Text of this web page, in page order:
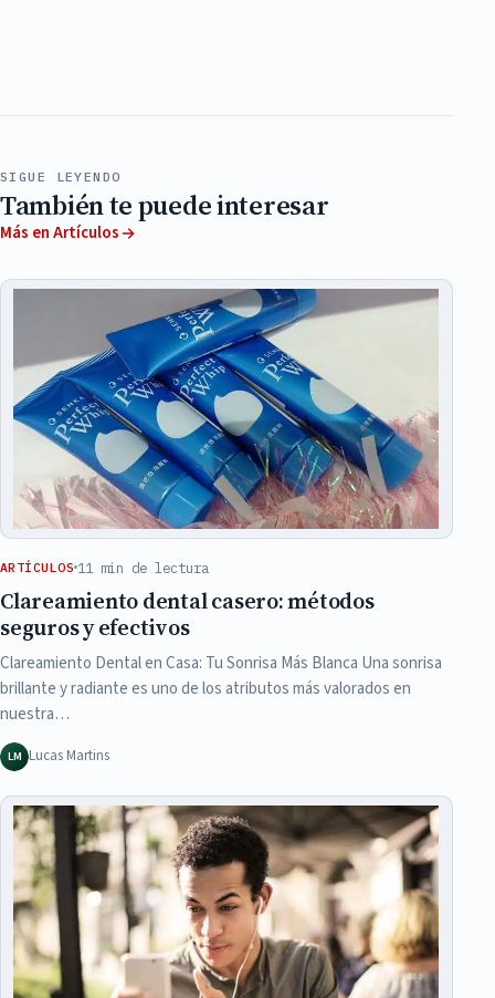
SIGUE LEYENDO
También te puede interesar
Más en Artículos
ARTÍCULOS 11 min de lectura
Clareamiento dental casero: métodos
seguros y efectivos
Clareamiento Dental en Casa: Tu Sonrisa Más Blanca Una sonrisa
brillante y radiante es uno de los atributos más valorados en
nuestra…
LM Lucas Martins